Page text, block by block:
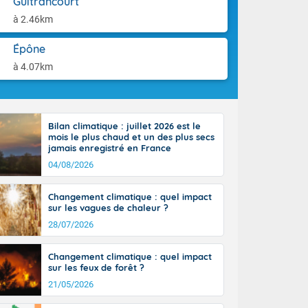
à 2.46km
Épône
à 4.07km
l'après-
14
il fait
30 à 35
Bilan climatique : juillet 2026 est le
mois le plus chaud et un des plus secs
jamais enregistré en France
04/08/2026
Changement climatique : quel impact
sur les vagues de chaleur ?
28/07/2026
Changement climatique : quel impact
sur les feux de forêt ?
21/05/2026